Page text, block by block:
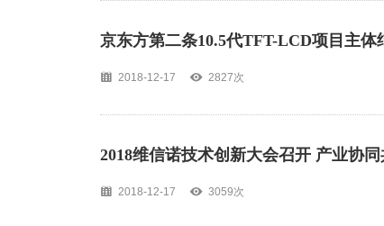
京东方第二条10.5代TFT-LCD项目主体
2018-12-17 2827次
2018维信诺技术创新大会召开 产业协
2018-12-17 3059次